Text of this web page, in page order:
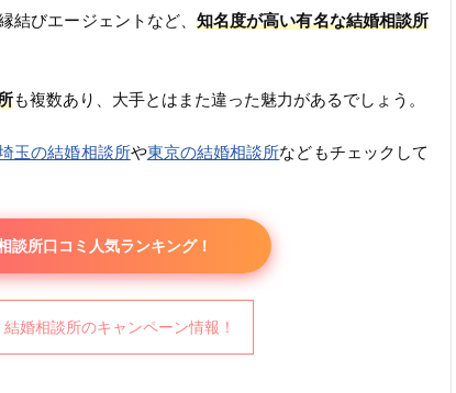
結びエージェントなど、知名度が高い有名な結婚相談所
も複数あり、大手とはまた違った魅力があるでしょう。
玉の結婚相談所や東京の結婚相談所などもチェックして
談所口コミ人気ランキング！
結婚相談所のキャンペーン情報！